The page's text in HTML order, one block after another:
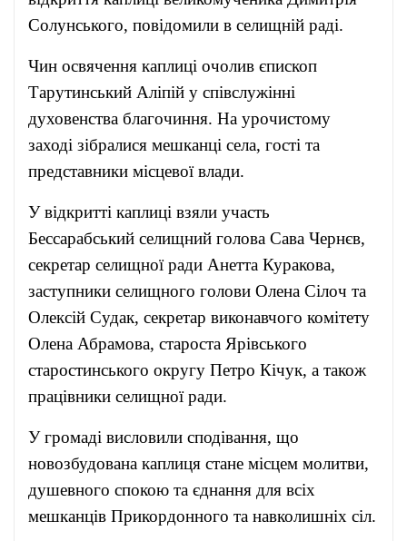
Солунського, повідомили в селищній раді.
Чин освячення каплиці очолив єпископ
Тарутинський Аліпій у співслужінні
духовенства благочиння. На урочистому
заході зібралися мешканці села, гості та
представники місцевої влади.
У відкритті каплиці взяли участь
Бессарабський селищний голова Сава Чернєв,
секретар селищної ради Анетта Куракова,
заступники селищного голови Олена Сілоч та
Олексій Судак, секретар виконавчого комітету
Олена Абрамова, староста Ярівського
старостинського округу Петро Кічук, а також
працівники селищної ради.
У громаді висловили сподівання, що
новозбудована каплиця стане місцем молитви,
душевного спокою та єднання для всіх
мешканців Прикордонного та навколишніх сіл.